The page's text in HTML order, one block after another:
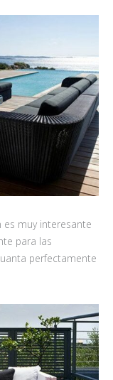
es muy interesante
para las
perfectamente